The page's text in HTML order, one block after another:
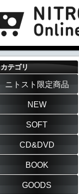
カテゴリ
ニトスト限定商品
NEW
SOFT
CD&DVD
BOOK
GOODS